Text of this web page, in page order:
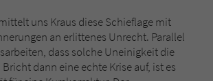
uns Kraus diese Schieflage mit
an erlittenes Unrecht. Parallel
dass solche Uneinigkeit die
dann eine echte Krise auf, ist es